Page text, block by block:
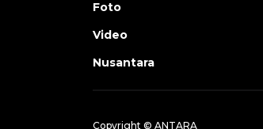
Foto
Video
Nusantara
Copyright © ANTARA